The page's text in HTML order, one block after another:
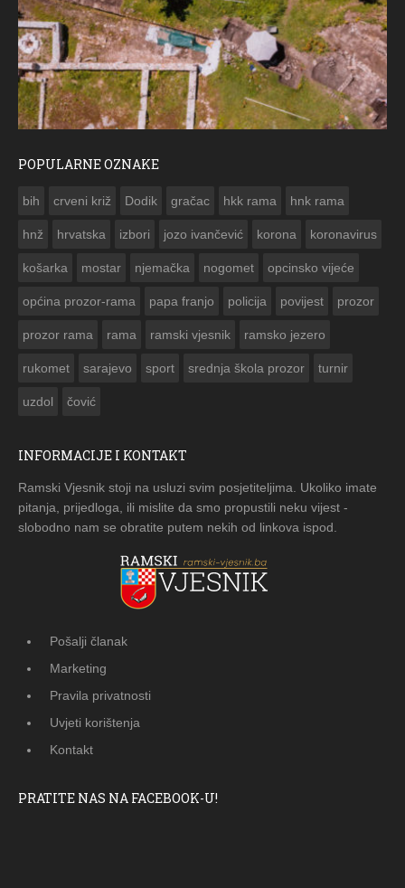
POPULARNE OZNAKE
bih crveni križ Dodik gračac hkk rama hnk rama
hnž hrvatska izbori jozo ivančević korona koronavirus
košarka mostar njemačka nogomet opcinsko vijeće
općina prozor-rama papa franjo policija povijest prozor
prozor rama rama ramski vjesnik ramsko jezero
rukomet sarajevo sport srednja škola prozor turnir
uzdol čović
INFORMACIJE I KONTAKT
Ramski Vjesnik stoji na usluzi svim posjetiteljima. Ukoliko imate
pitanja, prijedloga, ili mislite da smo propustili neku vijest -
slobodno nam se obratite putem nekih od linkova ispod.
Pošalji članak
Marketing
Pravila privatnosti
Uvjeti korištenja
Kontakt
PRATITE NAS NA FACEBOOK-U!